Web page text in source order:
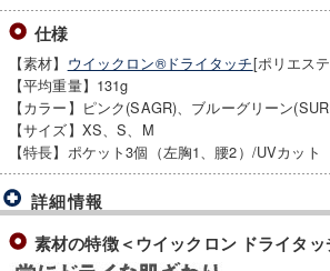
仕様
【素材】 ウイックロン®ドライタッチ[ポリエス
【平均重量】131g
【カラー】ピンク(SAGR)、ブルーグリーン
【サイズ】XS、S、M
【特長】ポケット3個（左胸1、腰2）/UVカット
詳細情報
素材の特徴＜ウイックロン ドライタッ